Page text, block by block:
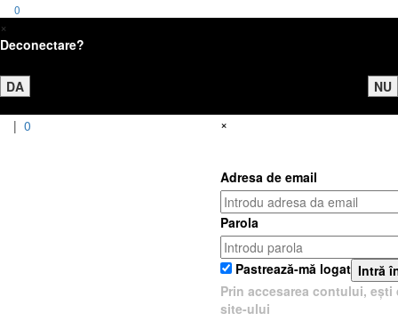
0
×
Deconectare?
DA NU
| 0 ×
Adresa de email
Parola
Intră
Pastrează-mă logat
Prin accesarea contului,
site-ului